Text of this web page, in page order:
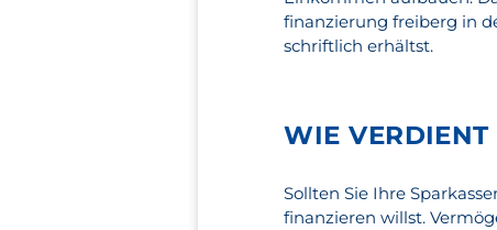
finanzierung freiberg in
schriftlich erhältst.
WIE
Sollten Sie Ihre
finanzieren willst.